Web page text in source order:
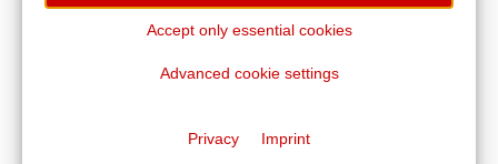
Accept only essential cookies
Advanced cookie settings
Privacy Imprint